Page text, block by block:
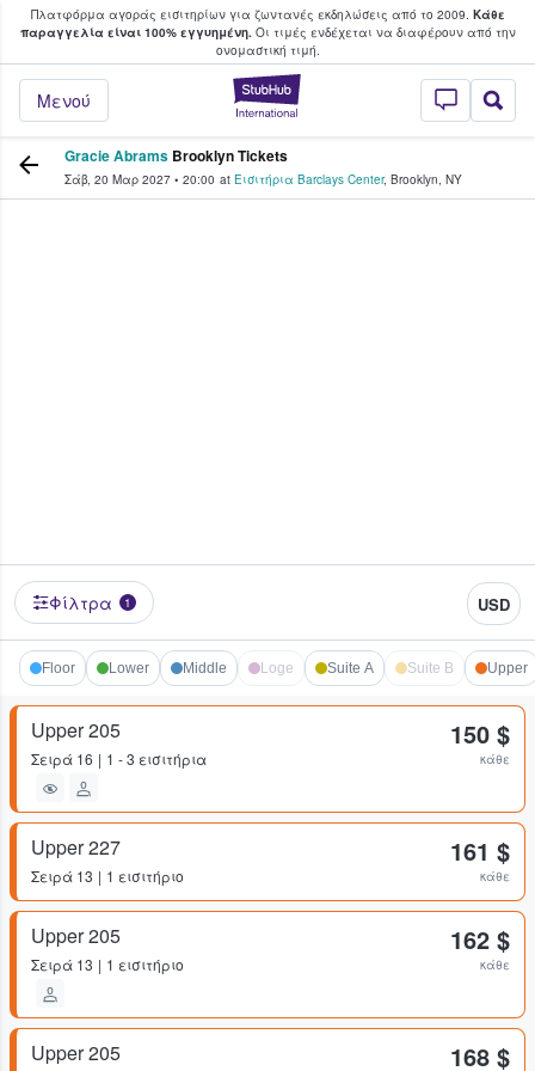
Πλατφόρμα αγοράς εισιτηρίων για ζωντανές εκδηλώσεις από το 2009. Κάθε
παραγγελία είναι 100% εγγυημένη.Οι τιμές ενδέχεται να διαφέρουν από την
oνομαστική τιμή.
StubHub - Όπου
Μενού
φαν αγοράζουν και πουλούν
Gracie Abrams Brooklyn Tickets
Σάβ, 20 Μαρ 2027 • 20:00 at Εισιτήρια Barclays Center, Brooklyn, NY
Φίλτρα 1 USD
Floor Lower Middle Loge Suite A Suite B Upper
Upper 205
Σειρά 16 1 - 3 εισιτήρια
150 $
κάθε
Upper 227
Σειρά 13 1 εισιτήριο
161 $
κάθε
Upper 205
Σειρά 13 1 εισιτήριο
162 $
κάθε
Upper 205 168 $